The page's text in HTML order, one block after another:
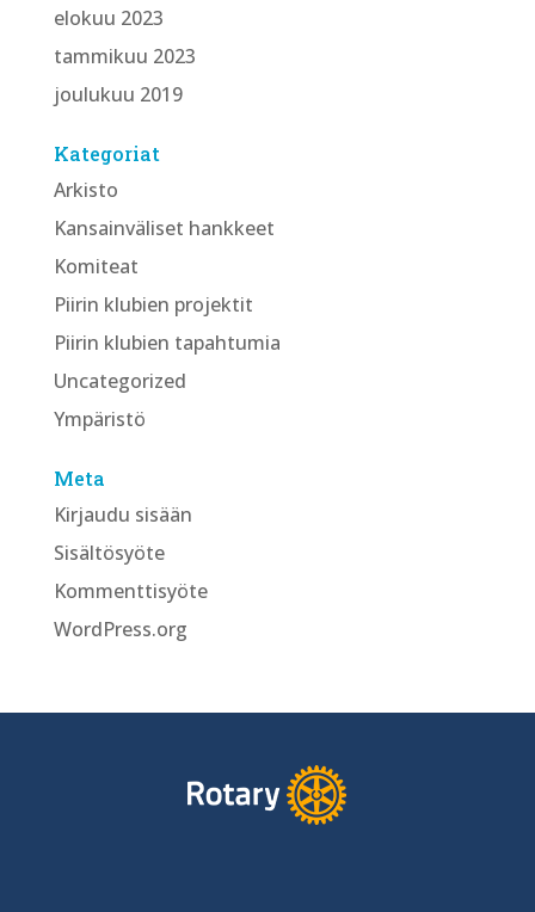
elokuu 2023
tammikuu 2023
joulukuu 2019
Kategoriat
Arkisto
Kansainväliset hankkeet
Komiteat
Piirin klubien projektit
Piirin klubien tapahtumia
Uncategorized
Ympäristö
Meta
Kirjaudu sisään
Sisältösyöte
Kommenttisyöte
WordPress.org